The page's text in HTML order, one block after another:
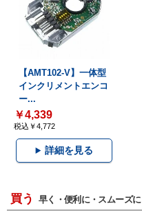
【AMT102-V】一体型
インクリメントエンコ
ー...
￥4,339
税込￥4,772
詳細を見る
買う 早く・便利に・スムーズに